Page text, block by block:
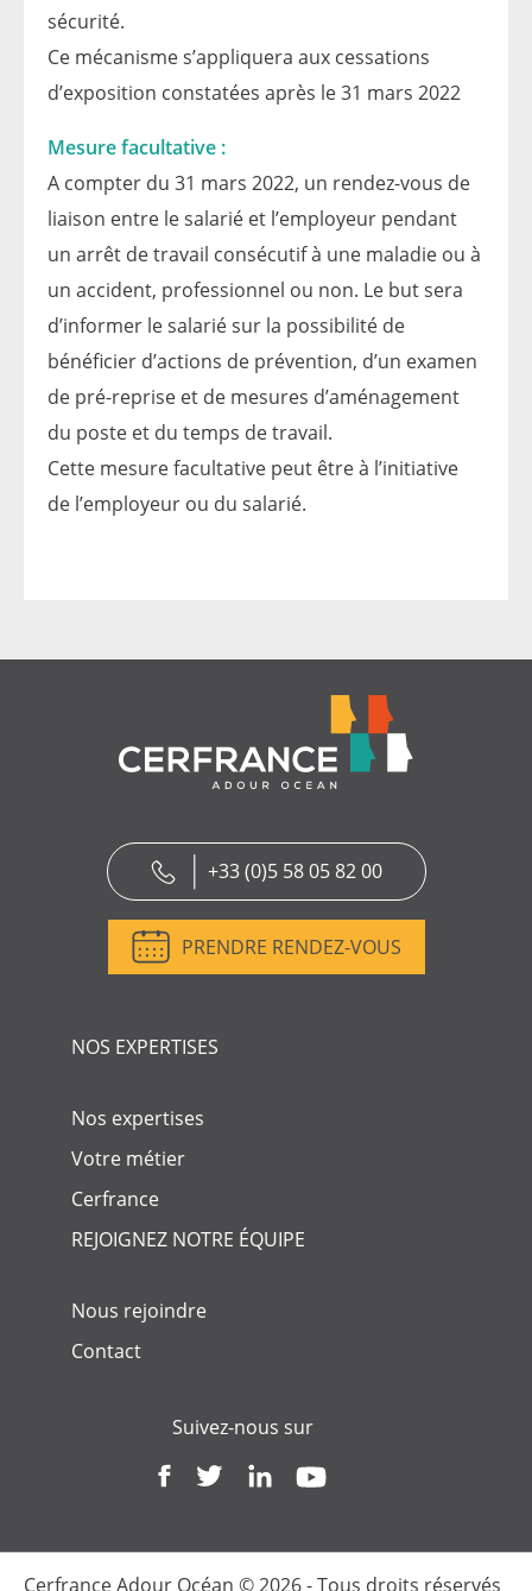
sécurité.
Ce mécanisme s’appliquera aux cessations
d’exposition constatées après le 31 mars 2022
Mesure facultative :
A compter du 31 mars 2022, un rendez-vous de
liaison entre le salarié et l’employeur pendant
un arrêt de travail consécutif à une maladie ou à
un accident, professionnel ou non. Le but sera
d’informer le salarié sur la possibilité de
bénéficier d’actions de prévention, d’un examen
de pré-reprise et de mesures d’aménagement
du poste et du temps de travail.
Cette mesure facultative peut être à l’initiative
de l’employeur ou du salarié.
+33 (0)5 58 05 82 00
PRENDRE RENDEZ-VOUS
NOS EXPERTISES
Nos expertises
Votre métier
Cerfrance
REJOIGNEZ NOTRE ÉQUIPE
Nous rejoindre
Contact
Suivez-nous sur
Cerfrance Adour Océan © 2026 - Tous droits réservés